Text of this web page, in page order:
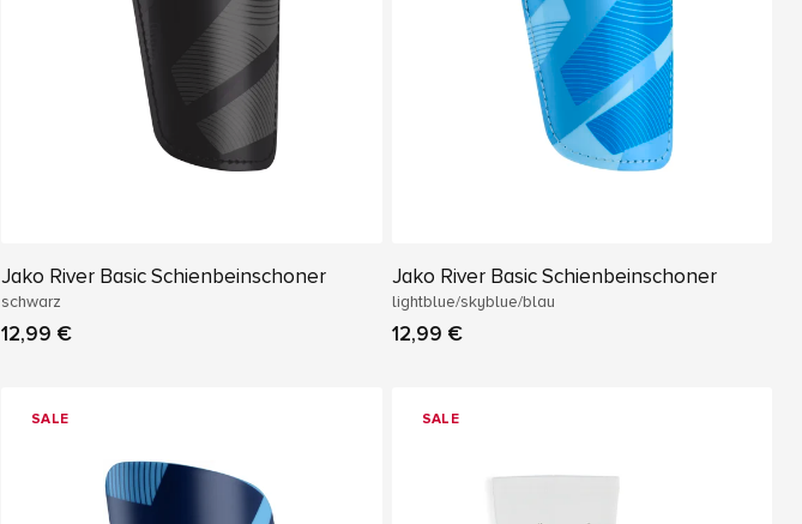
Jako River Basic Schienbeinschoner
schwarz
12,99 €
Jako River Basic Schienbeinschoner
lightblue/skyblue/blau
12,99 €
SALE SALE